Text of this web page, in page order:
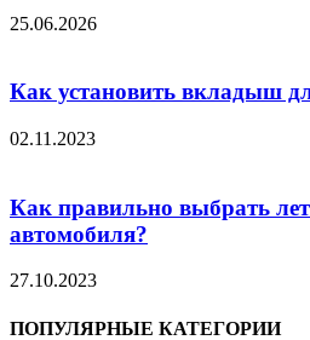
25.06.2026
Как установить вкладыш
02.11.2023
Как правильно выбрать
автомобиля?
27.10.2023
ПОПУЛЯРНЫЕ КАТЕГОРИИ